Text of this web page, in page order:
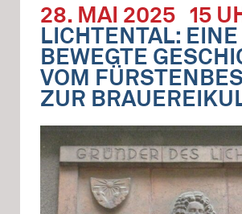
28. MAI 2025 15
LICHTENTAL: EINE
BEWEGTE
VOM
ZUR